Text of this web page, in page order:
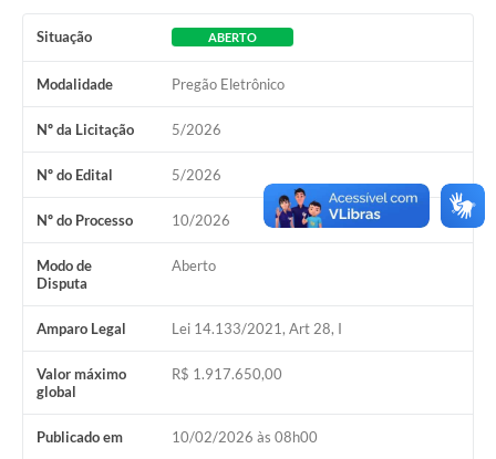
Situação ABERTO
Modalidade Pregão Eletrônico
Nº da Licitação 5/2026
Nº do Edital 5/2026
Nº do Processo 10/2026
Modo de
Disputa
Aberto
Amparo Legal Lei 14.133/2021, Art 28, I
Valor máximo
global
R$ 1.917.650,00
Publicado em 10/02/2026 às 08h00